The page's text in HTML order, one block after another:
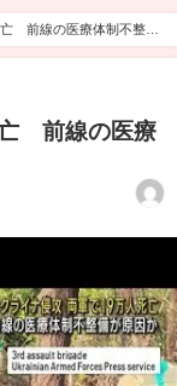
前線の医療体制不整備
前線の医療